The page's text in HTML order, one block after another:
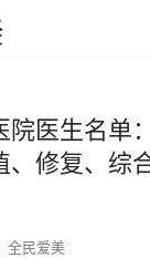
院医生名单
、修复、综
全民爱美